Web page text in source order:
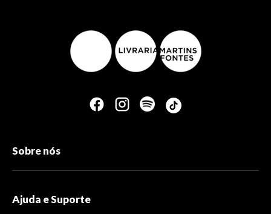
Sobre nós
Ajuda e Suporte